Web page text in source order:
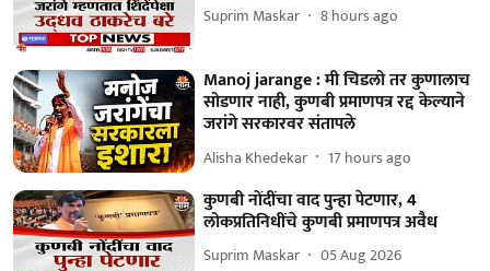
Suprim Maskar 8 hours ago
Manoj jarange : मी चिडलो तर कुणालाच
सोडणार नाही, कुणबी प्रमाणपत्र रद्द केल्याने
जरांगे सरकारवर संतापले
Alisha Khedekar 17 hours ago
कुणबी नोंदींचा वाद पुन्हा पेटणार, 4
लोकप्रतिनिधींचे कुणबी प्रमाणपत्र अवैध
Suprim Maskar 05 Aug 2026